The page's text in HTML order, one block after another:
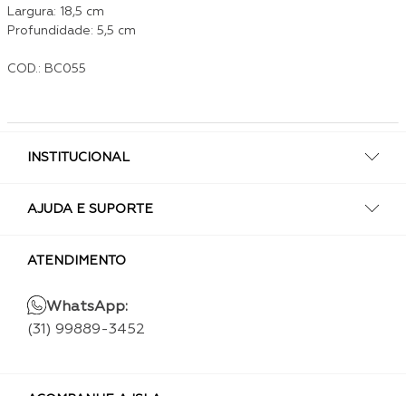
Largura: 18,5 cm
Profundidade: 5,5 cm
COD.: BC055
INSTITUCIONAL
AJUDA E SUPORTE
ATENDIMENTO
WhatsApp:
(31) 99889-3452